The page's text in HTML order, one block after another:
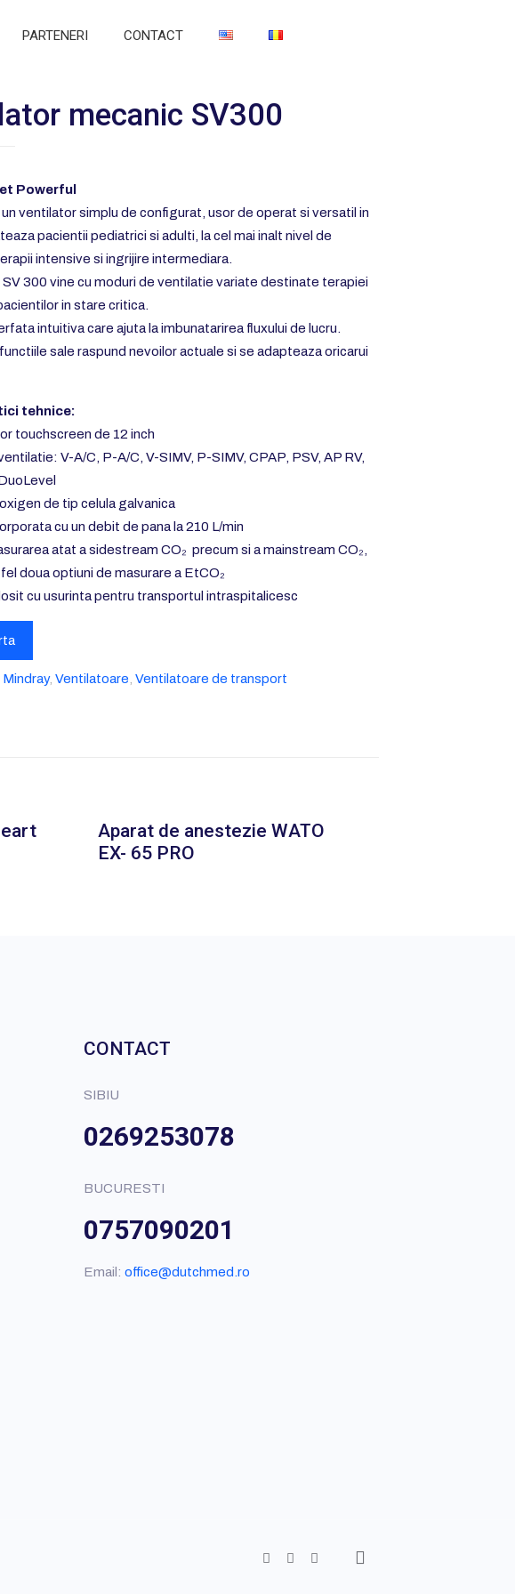
PARTENERI CONTACT
mecanic SV300
Powerful
ventilator simplu de configurat, usor de operat si versatil in
pacientii pediatrici si adulti, la cel mai inalt nivel de
intensive si ingrijire intermediara.
SV 300 vine cu moduri de ventilatie variate destinate terapiei
in stare critica.
intuitiva care ajuta la imbunatarirea fluxului de lucru.
sale raspund nevoilor actuale si se adapteaza oricarui
tehnice:
touchscreen de 12 inch
V-A/C, P-A/C, V-SIMV, P-SIMV, CPAP, PSV, AP RV,
de tip celula galvanica
cu un debit de pana la 210 L/min
atat a sidestream CO₂ precum si a mainstream CO₂,
doua optiuni de masurare a EtCO₂
cu usurinta pentru transportul intraspitalicesc
Mindray,Ventilatoare ,Ventilatoare de transport
Aparat de anestezie WATO
EX- 65 PRO
CONTACT
SIBIU
0269253078
BUCURESTI
0757090201
Email:office@dutchmed.ro